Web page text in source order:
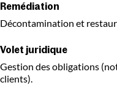
Remédiation
Décontamination et
Volet juridique
Gestion des obligations
clients).